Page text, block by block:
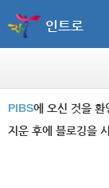
인트로
PIBS에 오신 것을 환
지운 후에 블로깅을